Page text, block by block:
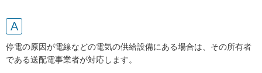
停電の原因が電線などの電気の供給設備にある場合は、その所有者
である送配電事業者が対応します。